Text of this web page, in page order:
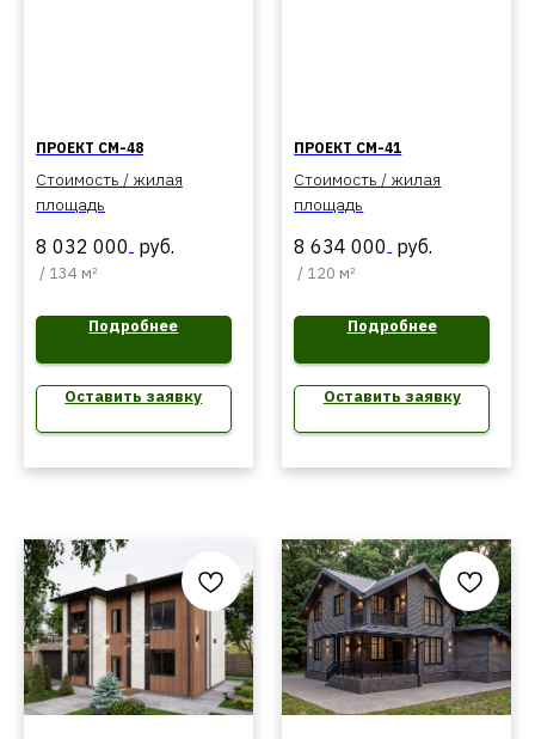
ПРОЕКТ СМ-48
Стоимость / жилая
площадь
8 032 000 руб.
/ 134 м²
Подробнее
Оставить заявку
ПРОЕКТ СМ-41
Стоимость / жилая
площадь
8 634 000 руб.
/ 120 м²
Подробнее
Оставить заявку